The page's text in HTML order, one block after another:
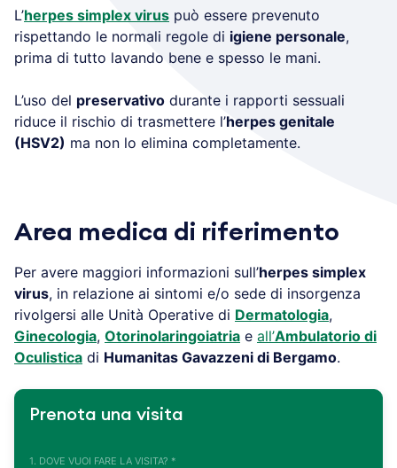
L’herpes simplex virus può essere prevenuto
rispettando le normali regole di igiene personale,
prima di tutto lavando bene e spesso le mani.
L’uso del preservativo durante i rapporti sessuali
riduce il rischio di trasmettere l’herpes genitale
(HSV2) ma non lo elimina completamente.
Area medica di riferimento
Per avere maggiori informazioni sull’herpes simplex
virus, in relazione ai sintomi e/o sede di insorgenza
rivolgersi alle Unità Operative di Dermatologia,
Ginecologia, Otorinolaringoiatria e all’Ambulatorio di
Oculistica di Humanitas Gavazzeni di Bergamo.
Prenota una visita
1. DOVE VUOI FARE LA VISITA? *